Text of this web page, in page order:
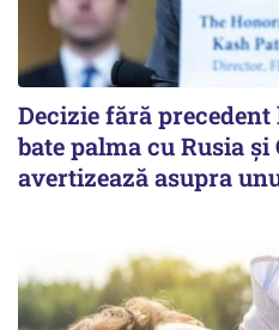
Decizie fără
bate palma cu Rusia
avertizează asupra